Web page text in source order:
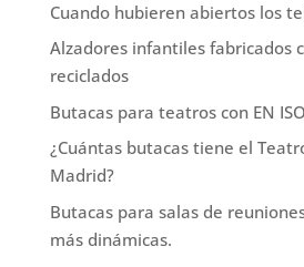
Cuando hubieren abiertos los
Alzadores infantiles fabricados
reciclados
Butacas para teatros con EN
¿Cuántas butacas tiene el
Madrid?
Butacas para salas de
más dinámicas.